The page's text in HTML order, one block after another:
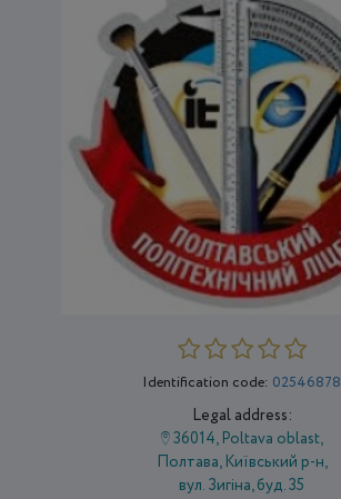
Identification code: 02546878
Legal address:
36014, Poltava oblast,
Полтава, Київський р-н,
вул. Зигіна, буд. 35